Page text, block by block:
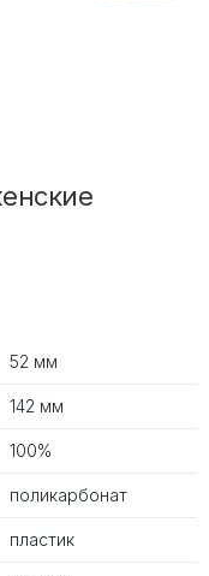
52 мм
142 мм
100%
поликарбонат
пластик